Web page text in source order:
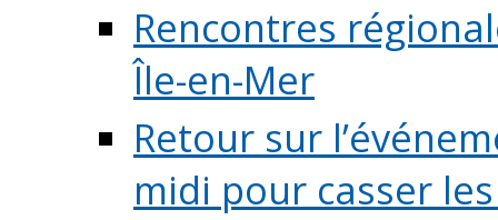
Rencontres
Île-en-Mer
Retour sur
midi pour casser les